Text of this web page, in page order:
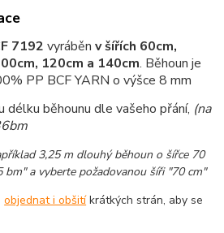
7192 vyráběnv šířích 60cm,
120cm a 140cm. Běhoun je
PP BCF YARN o výšce 8 mm
běhounu dle vašeho přání, (na
3,25 m dlouhý běhoun o šířce 70
bm" a vyberte požadovanou šíři "70 cm"
objednat i obšitíkrátkých strán, aby se